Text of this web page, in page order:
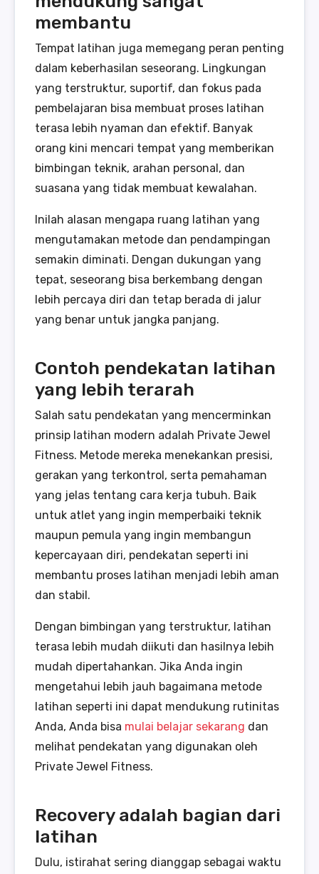
membantu
Tempat latihan juga memegang peran penting
dalam keberhasilan seseorang. Lingkungan
yang terstruktur, suportif, dan fokus pada
pembelajaran bisa membuat proses latihan
terasa lebih nyaman dan efektif. Banyak
orang kini mencari tempat yang memberikan
bimbingan teknik, arahan personal, dan
suasana yang tidak membuat kewalahan.
Inilah alasan mengapa ruang latihan yang
mengutamakan metode dan pendampingan
semakin diminati. Dengan dukungan yang
tepat, seseorang bisa berkembang dengan
lebih percaya diri dan tetap berada di jalur
yang benar untuk jangka panjang.
Contoh pendekatan latihan
yang lebih terarah
Salah satu pendekatan yang mencerminkan
prinsip latihan modern adalah Private Jewel
Fitness. Metode mereka menekankan presisi,
gerakan yang terkontrol, serta pemahaman
yang jelas tentang cara kerja tubuh. Baik
untuk atlet yang ingin memperbaiki teknik
maupun pemula yang ingin membangun
kepercayaan diri, pendekatan seperti ini
membantu proses latihan menjadi lebih aman
dan stabil.
Dengan bimbingan yang terstruktur, latihan
terasa lebih mudah diikuti dan hasilnya lebih
mudah dipertahankan. Jika Anda ingin
mengetahui lebih jauh bagaimana metode
latihan seperti ini dapat mendukung rutinitas
Anda, Anda bisa mulai belajar sekarang dan
melihat pendekatan yang digunakan oleh
Private Jewel Fitness.
Recovery adalah bagian dari
latihan
Dulu, istirahat sering dianggap sebagai waktu